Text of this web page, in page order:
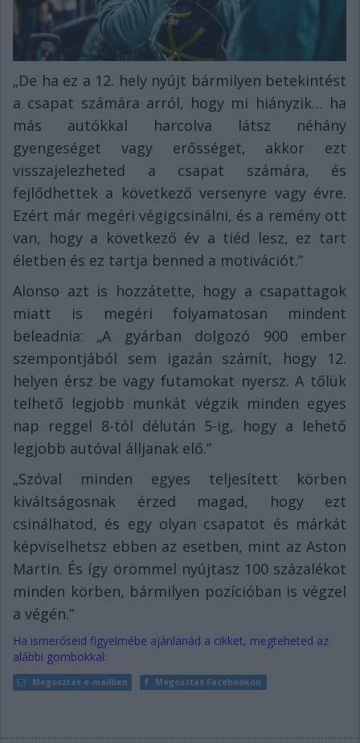
„De ha ez a 12. hely nyújt bármilyen betekintést
a csapat számára arról, hogy mi hiányzik… ha
más autókkal harcolva látsz néhány
gyengeséget vagy erősséget, akkor ezt
visszajelezheted a csapat számára, és
fejlődhettek a következő versenyre vagy évre.
Ezért már megéri végigcsinálni, és a remény ott
van, hogy a következő év a tiéd lesz, ez tart
életben és ez tartja benned a motivációt.”
Alonso azt is hozzátette, hogy a csapattagok
miatt is megéri folyamatosan mindent
beleadnia: „A gyárban dolgozó 900 ember
szempontjából sem igazán számít, hogy 12.
helyen érsz be vagy futamokat nyersz. A tőlük
telhető legjobb munkát végzik minden egyes
nap reggel 8-tól délután 5-ig, hogy a lehető
legjobb autóval álljanak elő.”
„Szóval minden egyes teljesített körben
kiváltságosnak érzed magad, hogy ezt
csinálhatod, és egy olyan csapatot és márkát
képviselhetsz ebben az esetben, mint az Aston
Martin. És így örömmel nyújtasz 100 százalékot
minden körben, bármilyen pozícióban is végzel
a végén.”
Ha ismerőseid figyelmébe ajánlanád a cikket, megteheted az
alábbi gombokkal:
Megosztás e-mailben Megosztás Facebookon